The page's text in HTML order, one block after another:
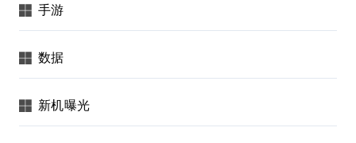
手游
数据
新机曝光